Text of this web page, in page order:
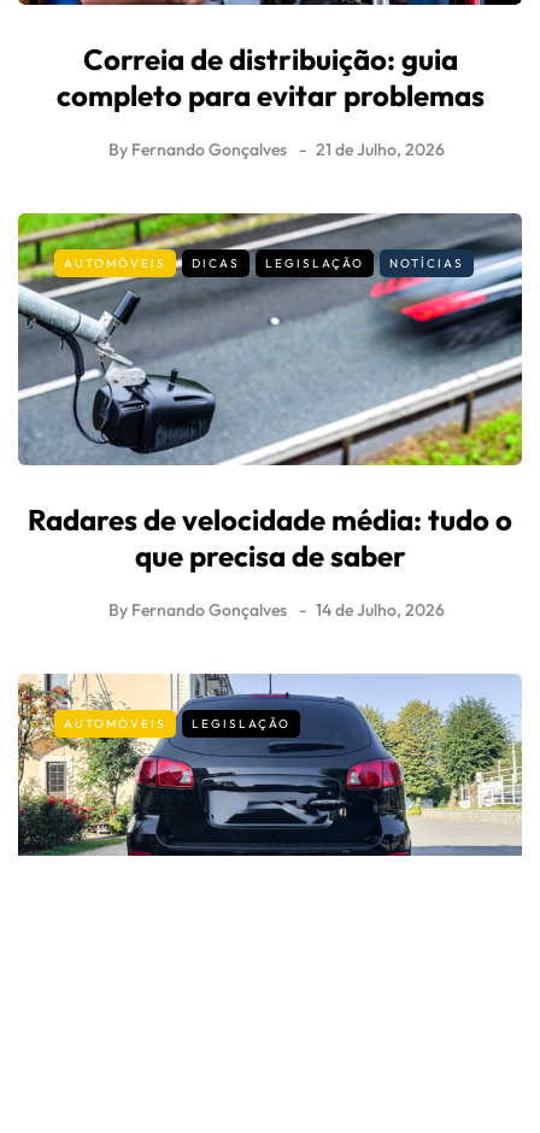
Correia de distribuição: guia
completo para evitar problemas
By Fernando Gonçalves 21 de Julho, 2026
AUTOMÓVEIS DICAS LEGISLAÇÃO NOTÍCIAS
Radares de velocidade média: tudo o
que precisa de saber
By Fernando Gonçalves 14 de Julho, 2026
AUTOMÓVEIS LEGISLAÇÃO